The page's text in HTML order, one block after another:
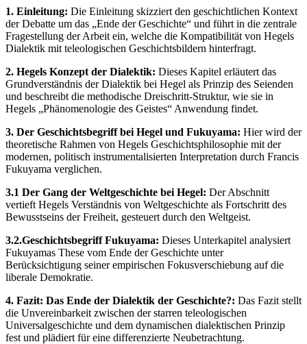
1. Einleitung: Die Einleitung skizziert den geschichtlichen Kontext
der Debatte um das „Ende der Geschichte“ und führt in die zentrale
Fragestellung der Arbeit ein, welche die Kompatibilität von Hegels
Dialektik mit teleologischen Geschichtsbildern hinterfragt.
2. Hegels Konzept der Dialektik: Dieses Kapitel erläutert das
Grundverständnis der Dialektik bei Hegel als Prinzip des Seienden
und beschreibt die methodische Dreischritt-Struktur, wie sie in
Hegels „Phänomenologie des Geistes“ Anwendung findet.
3. Der Geschichtsbegriff bei Hegel und Fukuyama: Hier wird der
theoretische Rahmen von Hegels Geschichtsphilosophie mit der
modernen, politisch instrumentalisierten Interpretation durch Francis
Fukuyama verglichen.
3.1 Der Gang der Weltgeschichte bei Hegel: Der Abschnitt
vertieft Hegels Verständnis von Weltgeschichte als Fortschritt des
Bewusstseins der Freiheit, gesteuert durch den Weltgeist.
3.2.Geschichtsbegriff Fukuyama: Dieses Unterkapitel analysiert
Fukuyamas These vom Ende der Geschichte unter
Berücksichtigung seiner empirischen Fokusverschiebung auf die
liberale Demokratie.
4. Fazit: Das Ende der Dialektik der Geschichte?: Das Fazit stellt
die Unvereinbarkeit zwischen der starren teleologischen
Universalgeschichte und dem dynamischen dialektischen Prinzip
fest und plädiert für eine differenzierte Neubetrachtung.